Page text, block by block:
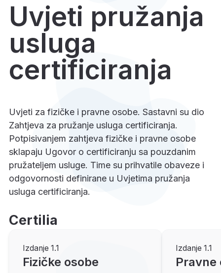
Uvjeti pružanja
usluga
certificiranja
Uvjeti za fizičke i pravne osobe. Sastavni su dio
Zahtjeva za pružanje usluga certificiranja.
Potpisivanjem zahtjeva fizičke i pravne osobe
sklapaju Ugovor o certificiranju sa pouzdanim
pružateljem usluge. Time su prihvatile obaveze i
odgovornosti definirane u Uvjetima pružanja
usluga certificiranja.
Certilia
Izdanje 1.1
Fizičke osobe
Izdanje 1.1
Pravne